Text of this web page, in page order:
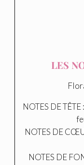
LES
NOTES DE
NOTES DE
NOTES DE